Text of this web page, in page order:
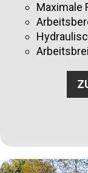
Maximale